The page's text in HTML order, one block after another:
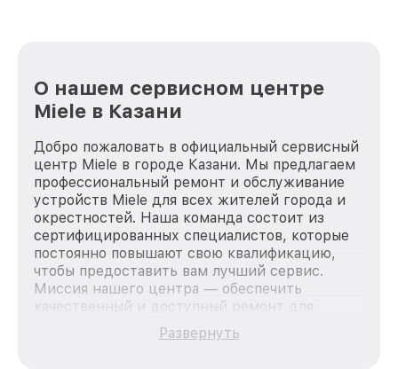
О нашем сервисном центре
Miele в Казани
Добро пожаловать в официальный сервисный
центр Miele в городе Казани. Мы предлагаем
профессиональный ремонт и обслуживание
устройств Miele для всех жителей города и
окрестностей. Наша команда состоит из
сертифицированных специалистов, которые
постоянно повышают свою квалификацию,
чтобы предоставить вам лучший сервис.
Миссия нашего центра — обеспечить
качественный и доступный ремонт для
каждого пользователя продукции Miele, вне
зависимости от сложности поломки. Мы
Развернуть